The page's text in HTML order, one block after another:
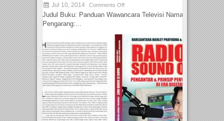
Jul 10, 2014 Comments Off
Judul Buku: Panduan Wawancara Televisi Nama
Pengarang:...